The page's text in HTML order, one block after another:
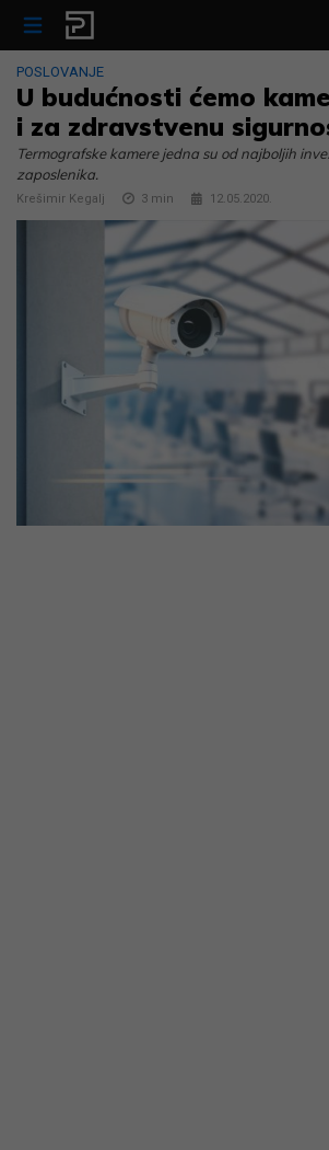
Skip to content
POSLOVANJE
U budućnosti ćemo
i za zdravstvenu
Termografske kamere jedna su od najboljih
zaposlenika.
Krešimir Kegalj 3 min 12.05.2020.